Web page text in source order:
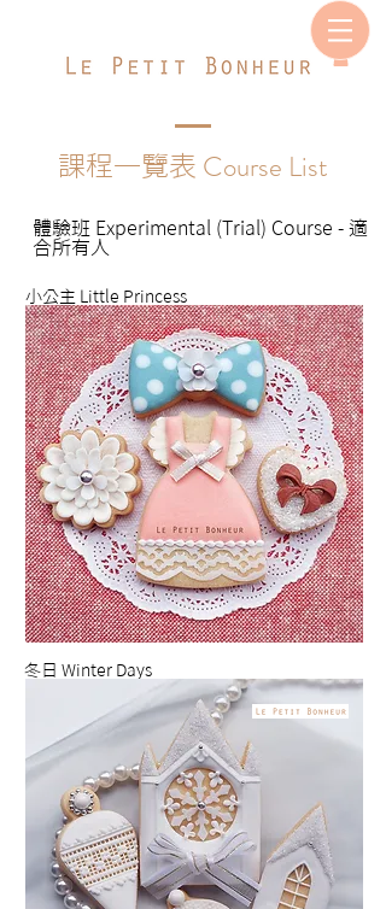
課程一覽表 Course List
體驗班 Experimental (Trial) Course - 適
合所有人
小公主 Little Princess
冬日 Winter Days